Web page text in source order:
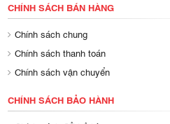
CHÍNH SÁCH BÁN HÀNG
Chính sách chung
Chính sách thanh toán
Chính sách vận chuyển
CHÍNH SÁCH BẢO HÀNH